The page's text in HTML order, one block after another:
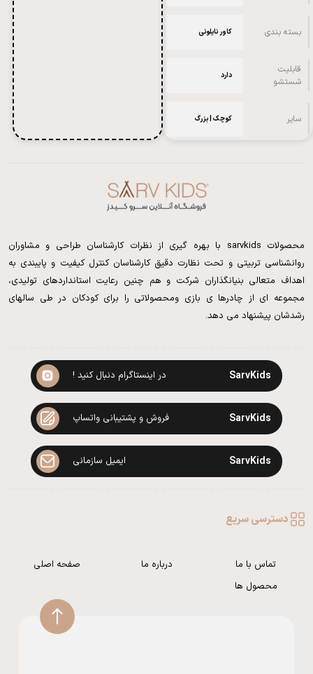
بسته بندی کاور نایلونی
قابلیت
شستشو
دارد
سایر کوچک | بزرگ
محصولات sarvkids با بهره گیری از نظرات کارشناسان طراحی و مشاوران
روانشناسی تربیتی و تحت نظارت دقیق کارشناسان کنترل کیفیت و پایبندی به
اهداف متعالی بنیانگذاران شرکت و هم چنین رعایت استانداردهای تولیدی،
مجموعه ای از چادرها ی بازی ومحصولاتی را برای کودکان در طی سالهای
رشدشان پیشنهاد می دهد.
SarvKids در اینستاگرام دنبال کنید !
SarvKids فروش و پشتیبانی واتساپ
SarvKids ایمیل سازمانی
دسترسی سریع
تماس با ما درباره ما
صفحه اصلی
محصول ها